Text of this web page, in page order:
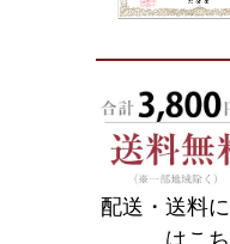
配送・送料
はこ